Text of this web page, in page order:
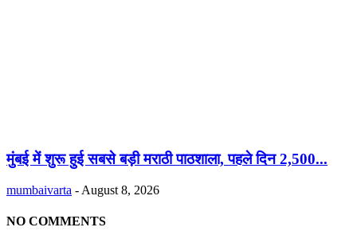
मुंबई में शुरू हुई सबसे बड़ी मराठी पाठशाला, पहले दिन 2,500...
mumbaivarta - August 8, 2026
NO COMMENTS